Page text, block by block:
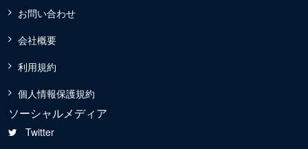
お問い合わせ
会社概要
利用規約
個人情報保護規約
ソーシャルメディア
Twitter